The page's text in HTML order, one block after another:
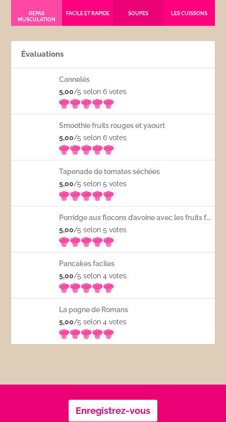
REPAS
MUSCULATION
FACILE ET RAPIDE SOUPES LES CUISSONS
Évaluations
Cannelés
5,00/5 selon 6votes
Smoothie fruits rouges et yaourt
5,00/5 selon 6votes
Tapenade de tomates séchées
5,00/5 selon 5votes
Porridge aux flocons d’avoine avec les fruits frais
5,00/5 selon 5votes
Pancakes faciles
5,00/5 selon 4votes
La pogne de Romans
5,00/5 selon 4votes
Enregistrez-vous